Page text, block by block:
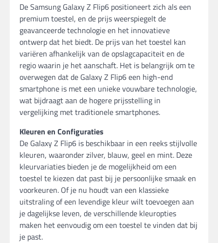
De Samsung Galaxy Z Flip6 positioneert zich als een
premium toestel, en de prijs weerspiegelt de
geavanceerde technologie en het innovatieve
ontwerp dat het biedt. De prijs van het toestel kan
variëren afhankelijk van de opslagcapaciteit en de
regio waarin je het aanschaft. Het is belangrijk om te
overwegen dat de Galaxy Z Flip6 een high-end
smartphone is met een unieke vouwbare technologie,
wat bijdraagt aan de hogere prijsstelling in
vergelijking met traditionele smartphones.
Kleuren en Configuraties
De Galaxy Z Flip6 is beschikbaar in een reeks stijlvolle
kleuren, waaronder zilver, blauw, geel en mint. Deze
kleurvariaties bieden je de mogelijkheid om een
toestel te kiezen dat past bij je persoonlijke smaak en
voorkeuren. Of je nu houdt van een klassieke
uitstraling of een levendige kleur wilt toevoegen aan
je dagelijkse leven, de verschillende kleuropties
maken het eenvoudig om een toestel te vinden dat bij
je past.